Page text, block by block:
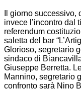
Il giorno
invece l’incontro dal
referendum
saletta del bar
Glorioso, segretario
sindaco di
Giuseppe Berretta.
Mannino, segretario
confronto sarà Nino